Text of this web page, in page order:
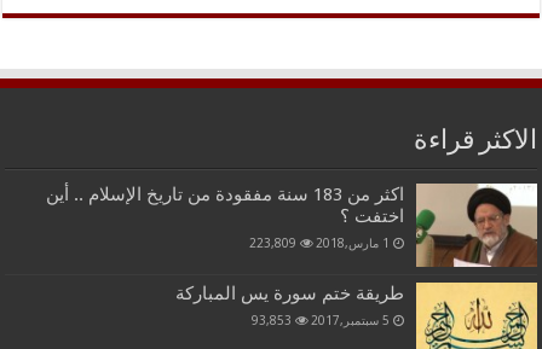
الاكثر قراءة
اكثر من 183 سنة مفقودة من تاريخ الإسلام .. أين
اختفت ؟
1 مارس,2018 223,809
طريقة ختم سورة يس المباركة
5 سبتمبر,2017 93,853